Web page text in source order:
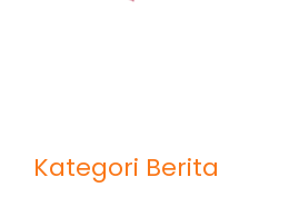
Kategori Berita